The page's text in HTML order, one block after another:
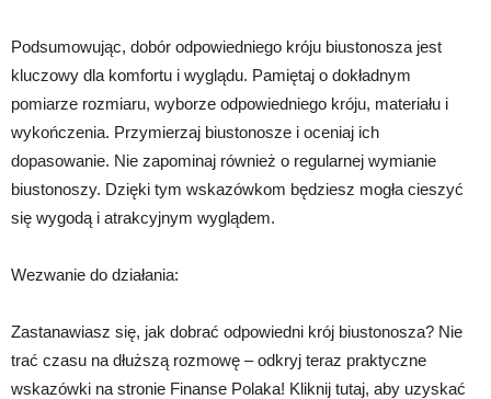
Podsumowując, dobór odpowiedniego króju biustonosza jest
kluczowy dla komfortu i wyglądu. Pamiętaj o dokładnym
pomiarze rozmiaru, wyborze odpowiedniego króju, materiału i
wykończenia. Przymierzaj biustonosze i oceniaj ich
dopasowanie. Nie zapominaj również o regularnej wymianie
biustonoszy. Dzięki tym wskazówkom będziesz mogła cieszyć
się wygodą i atrakcyjnym wyglądem.
Wezwanie do działania:
Zastanawiasz się, jak dobrać odpowiedni krój biustonosza? Nie
trać czasu na dłuższą rozmowę – odkryj teraz praktyczne
wskazówki na stronie Finanse Polaka! Kliknij tutaj, aby uzyskać